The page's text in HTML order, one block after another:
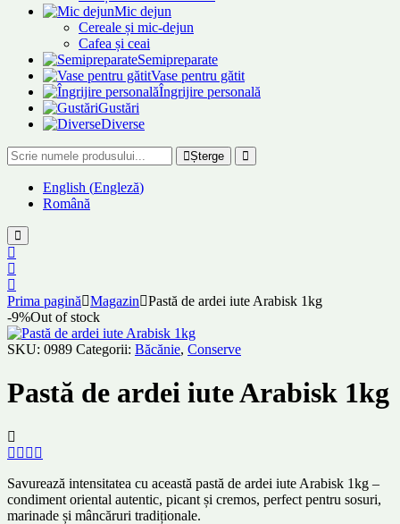
Mic dejun
Cereale și mic-dejun
Cafea și ceai
Semipreparate
Vase pentru gătit
Îngrijire personală
Gustări
Diverse
Șterge
English (Engleză)
Română
Prima pagină Magazin
Pastă de ardei iute Arabisk 1kg
-9%Out of stock
SKU: 0989 Categorii: Băcănie, Conserve
Pastă de ardei iute Arabisk 1kg
Savurează intensitatea cu această pastă de ardei iute Arabisk 1kg –
condiment oriental autentic, picant și cremos, perfect pentru sosuri,
marinade și mâncăruri tradiționale.